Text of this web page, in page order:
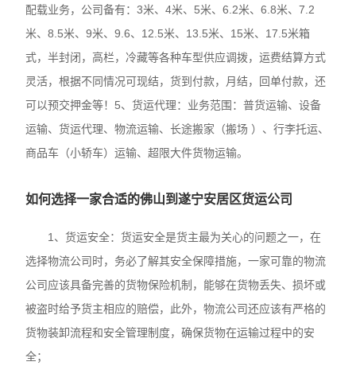
配载业务，公司备有：3米、4米、5米、6.2米、6.8米、7.2
米、8.5米、9米、9.6、12.5米、13.5米、15米、17.5米箱
式，半封闭，高栏，冷藏等各种车型供应调拨，运费结算方式
灵活，根据不同情况可现结，货到付款，月结，回单付款，还
可以预交押金等！5、货运代理：业务范围：普货运输、设备
运输、货运代理、物流运输、长途搬家（搬场 ）、行李托运、
商品车（小轿车）运输、超限大件货物运输。
如何选择一家合适的佛山到遂宁安居区货运公司
1、货运安全：货运安全是货主最为关心的问题之一，在
选择物流公司时，务必了解其安全保障措施，一家可靠的物流
公司应该具备完善的货物保险机制，能够在货物丢失、损坏或
被盗时给予货主相应的赔偿，此外，物流公司还应该有严格的
货物装卸流程和安全管理制度，确保货物在运输过程中的安
全；